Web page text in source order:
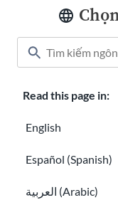
Read this page in:
English
Español (Spanish)
العربية (Arabic)